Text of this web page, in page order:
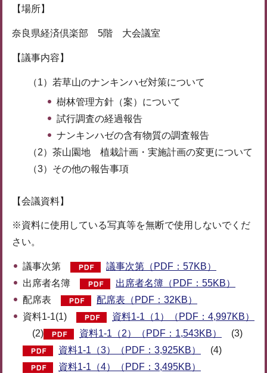
【場所】
奈良県経済倶楽部 5階 大会議室
【議事内容】
（1）若草山のナンキンハゼ対策について
樹林管理方針（案）について
試行調査の経過報告
ナンキンハゼの含有物質の調査報告
（2）茶山園地 植栽計画・実施計画の変更について
（3）その他の報告事項
【会議資料】
※資料に使用している写真等を無断で使用しないでくだ
さい。
議事次第
議事次第（PDF：57KB）
出席者名簿
出席者名簿（PDF：55KB）
配席表
配席表（PDF：32KB）
資料1-1(1)
資料1-1（1）（PDF：4,997KB）
(2)
資料1-1（2）（PDF：1,543KB）
(3)
資料1-1（3）（PDF：3,925KB）
(4)
資料1-1（4）（PDF：3,495KB）